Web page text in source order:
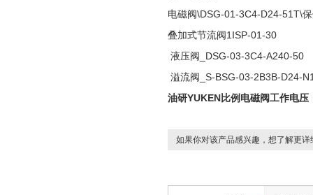
电磁阀\DSG-01-3C4-D24-51T\
叠加式节流阀1ISP-01-30
液压阀_DSG-03-3C4-A240-50
溢流阀_S-BSG-03-2B3B-D24-
油研YUKEN比例电磁阀工作电压
如果你对该产品感兴趣，想了解更详